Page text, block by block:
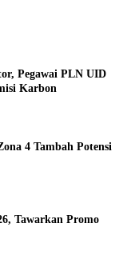
Pegawai PLN UID
Karbon
4 Tambah Potensi
Tawarkan Promo